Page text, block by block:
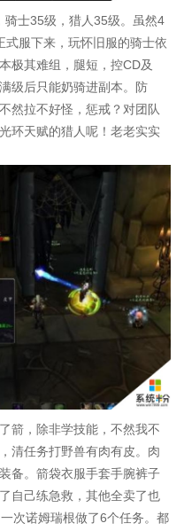
士35级，猎人35级。虽然4
式服下来，玩怀旧服的骑士依
极其难组，腿短，控CD及
级后只能奶骑进副本。防
然拉不好怪，惩戒？对团队
环天赋的猎人呢！老老实实
箭，除非学技能，不然我不
清任务打野兽有肉有皮。肉
备。箭袋衣服手套手腕裤子
自己练急救，其他全卖了也
次诺姆瑞根做了6个任务。都